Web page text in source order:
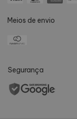
Meios de envio
Segurança